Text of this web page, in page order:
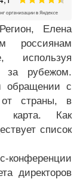
Елена
россиянам
используя
за рубежом.
обращении с
от страны, в
карта. Как
список
конференции
директоров